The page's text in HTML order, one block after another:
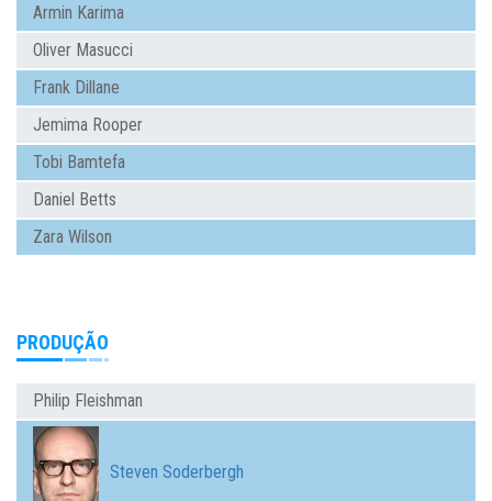
Armin Karima
Oliver Masucci
Frank Dillane
Jemima Rooper
Tobi Bamtefa
Daniel Betts
Zara Wilson
PRODUÇÃO
Philip Fleishman
Steven Soderbergh